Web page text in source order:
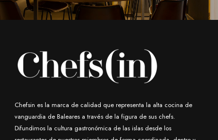
Chefsin es la marca de calidad que representa la alta cocina de
vanguardia de Baleares a través de la figura de sus chefs.
Difundimos la cultura gastronómica de las islas desde los